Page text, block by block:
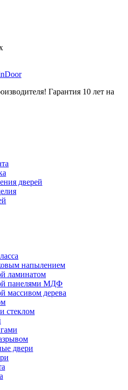
Гарантия 10 лет на
дверей
напылением
ламинатом
панелями МДФ
массивом дерева
стеклом
двери